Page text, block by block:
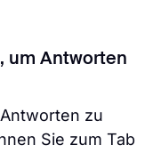
um Antworten
zu
Sie zum Tab